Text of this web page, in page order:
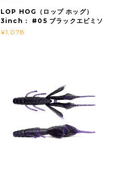
LOP HOG（ロップ ホッグ）
3inch： #05 ブラックエビミソ
¥1,078